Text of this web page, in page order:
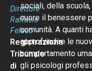
Direttore
Raffaele
Felaco
Registrazione
Tribunale
di
sociali, della
cuore il benessere
comunità. A quanti
approfondire le
comportamento
gli psicologi